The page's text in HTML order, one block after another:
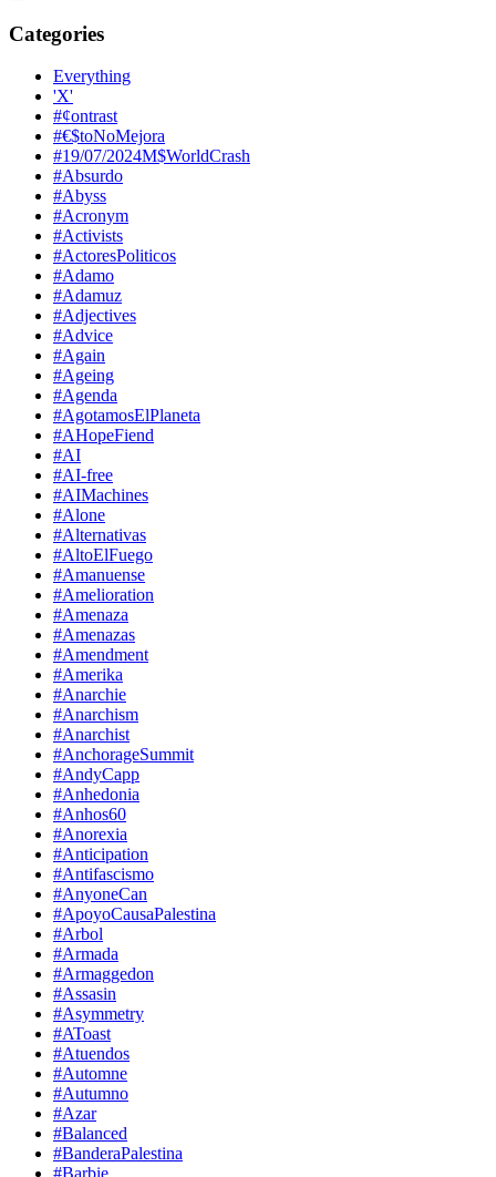
Categories
Everything
'X'
#¢ontrast
#€$toNoMejora
#19/07/2024M$WorldCrash
#Absurdo
#Abyss
#Acronym
#Activists
#ActoresPoliticos
#Adamo
#Adamuz
#Adjectives
#Advice
#Again
#Ageing
#Agenda
#AgotamosElPlaneta
#AHopeFiend
#AI
#AI-free
#AIMachines
#Alone
#Alternativas
#AltoElFuego
#Amanuense
#Amelioration
#Amenaza
#Amenazas
#Amendment
#Amerika
#Anarchie
#Anarchism
#Anarchist
#AnchorageSummit
#AndyCapp
#Anhedonia
#Anhos60
#Anorexia
#Anticipation
#Antifascismo
#AnyoneCan
#ApoyoCausaPalestina
#Arbol
#Armada
#Armaggedon
#Assasin
#Asymmetry
#AToast
#Atuendos
#Automne
#Autumno
#Azar
#Balanced
#BanderaPalestina